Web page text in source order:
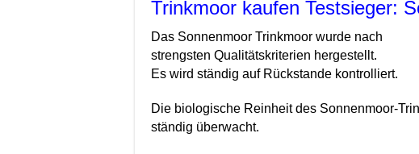
Trinkmoor kaufen Testsieger:
Das Sonnenmoor Trinkmoor wurde nach
strengsten Qualitätskriterien hergestellt.
Es wird ständig auf Rückstande kontrolliert.
Die biologische Reinheit des Sonnenmoor-
ständig überwacht.